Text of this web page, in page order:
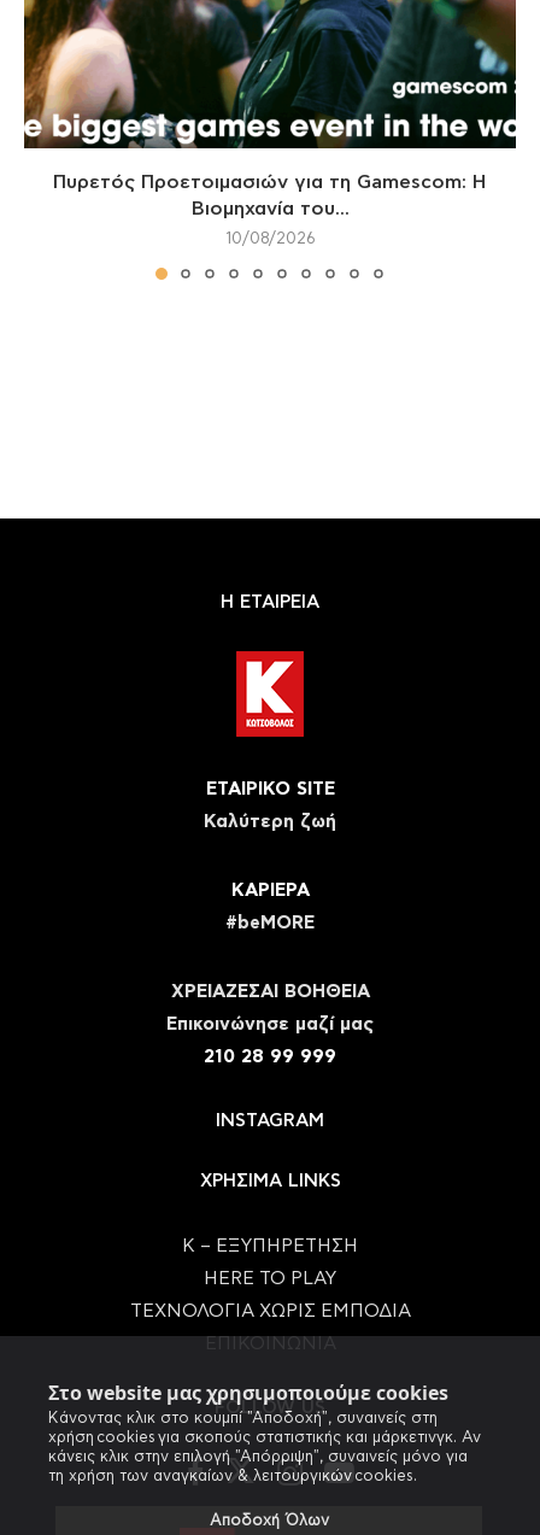
Στο website μας χρησιμοποιούμε cookies
Κάνοντας κλικ στο κουμπί "Αποδοχή", συναινείς στη
χρήση cookies για σκοπούς στατιστικής και μάρκετινγκ. Αν
κάνεις κλικ στην επιλογή "Απόρριψη", συναινείς μόνο για
τη χρήση των αναγκαίων & λειτουργικών cookies.
Αποδοχή Όλων
Πυρετός Προετοιμασιών για τη Gamescom: Η
Βιομηχανία του...
10/08/2026
Η ΕΤΑΙΡΕΙΑ
ΕΤΑΙΡΙΚΟ SITE
Καλύτερη ζωή
ΚΑΡΙΕΡΑ
#beMORE
ΧΡΕΙΑΖΕΣΑΙ ΒΟΗΘΕΙΑ
Eπικοινώνησε μαζί μας
210 28 99 999
INSTAGRAM
ΧΡΗΣΙΜΑ LINKS
Κ – ΕΞΥΠΗΡΕΤΗΣΗ
HERE TO PLAY
ΤΕΧΝΟΛΟΓΙΑ ΧΩΡΙΣ ΕΜΠΟΔΙΑ
FOLLOW US